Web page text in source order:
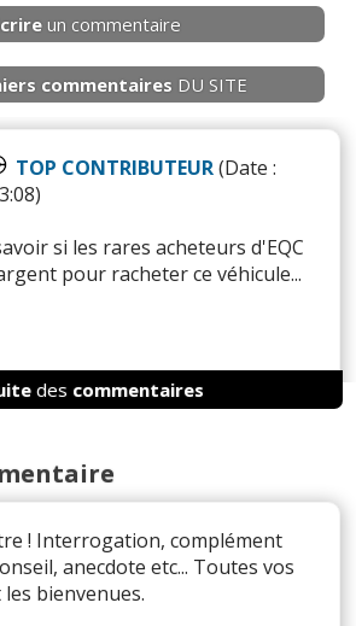
un commentaire
commentaires DU SITE
TOP CONTRIBUTEUR(Date :
si les rares acheteurs d'EQC
pour racheter ce véhicule...
sur ce commentaire :
ADMINISTRATEUR DU SITE
TOP CONTRIBUTEUR(2025-09-
trouver un financement
avec un véhicule dont plus
des commentaires
! Interrogation, complément
anecdote etc... Toutes vos
bienvenues.